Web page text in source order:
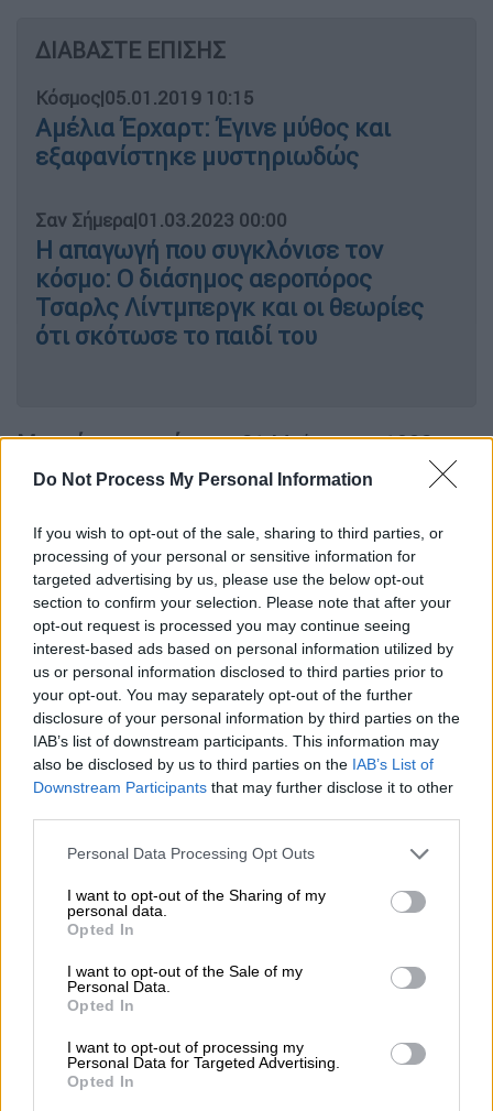
Do Not Process My Personal Information
If you wish to opt-out of the sale, sharing to third parties, or
processing of your personal or sensitive information for
targeted advertising by us, please use the below opt-out
section to confirm your selection. Please note that after your
opt-out request is processed you may continue seeing
interest-based ads based on personal information utilized by
us or personal information disclosed to third parties prior to
your opt-out. You may separately opt-out of the further
disclosure of your personal information by third parties on the
IAB’s list of downstream participants. This information may
also be disclosed by us to third parties on the IAB’s List of
Downstream Participants that may further disclose it to other
Please note that this website/app uses one or more Google
not limited to your visit or usage behaviour. You may click to
grant or deny consent to Google and its third-party tags to
use your data for below specified purposes in below Google
consent section.
Personal Data Processing Opt Outs
I want to opt-out of the Sharing of my
personal data.
Opted In
I want to opt-out of the Sale of my
Personal Data.
Opted In
I want to opt-out of processing my
Personal Data for Targeted Advertising.
Opted In
ΔΙΑΒΑΣΤΕ ΕΠΙΣΗΣ
Κόσμος|05.01.2019 10:15
Αμέλια Έρχαρτ: Έγινε μύθος και
εξαφανίστηκε μυστηριωδώς
Σαν Σήμερα|01.03.2023 00:00
Η απαγωγή που συγκλόνισε τον
κόσμο: Ο διάσημος αεροπόρος
Τσαρλς Λίντμπεργκ και οι θεωρίες
ότι σκότωσε το παιδί του
Μια μέρα σαν σήμερα, 21 Μαΐου του 1932,
πέντε χρόνια μετά τον άθλο του Λίντμπεργκ,
Ατλαντικό πετώντας από Χάρμπορ Γκρέις
της Νέας Γης προς το Παρίσι, αλλά… Τα
σχέδια της Έρχαρτ τα χάλασε ο καιρός.
Έπειτα από μία πτήση διάρκειας 14 ωρών και
56 λεπτών, με δυνατούς βόρειους ανέμους
και συνθήκες παγετού αλλά και μηχανικά
προβλήματα να δυσχεραίνουν το ταξίδι, η
Αμέλια προσγειώθηκε σε ένα χωράφι στο
Κάλμορ, βόρεια του Ντέρι της Βόρειας
Ιρλανδίας. Όταν ντόπιος εργάτης την
πλησίασε και τη ρώτησε «Ήρθες από
μακριά;» η Αμέλια απάντησε: «Από την
Ο Λίντμπεργκ είχε
, πέντε χρόνια πριν,
καταφέρει να διασχίσει τον Ατλαντικό,
διανύοντας, μόνος του και χωρίς ενδιάμεση
στάση, 5.800 χιλιόμετρα με το μονοθέσιο
πλέον «Spirit of St. Louis».